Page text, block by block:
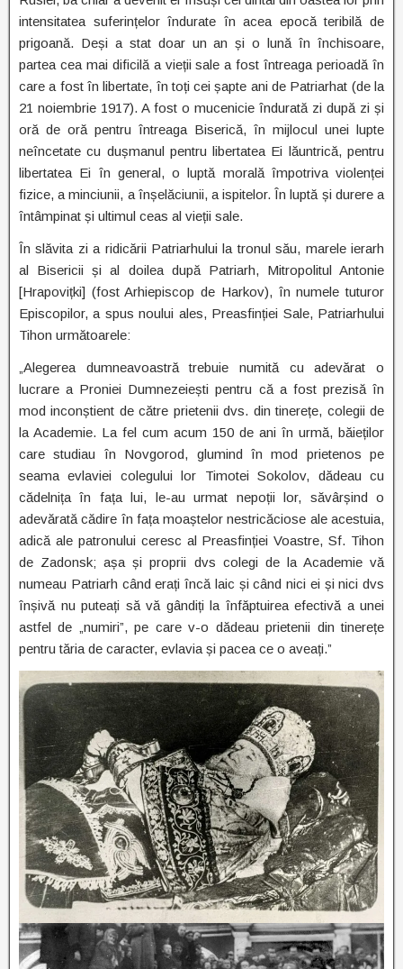
intensitatea suferințelor îndurate în acea epocă teribilă de
prigoană. Deși a stat doar un an și o lună în închisoare,
partea cea mai dificilă a vieții sale a fost întreaga perioadă în
care a fost în libertate, în toți cei șapte ani de Patriarhat (de la
21 noiembrie 1917). A fost o mucenicie îndurată zi după zi și
oră de oră pentru întreaga Biserică, în mijlocul unei lupte
neîncetate cu dușmanul pentru libertatea Ei lăuntrică, pentru
libertatea Ei în general, o luptă morală împotriva violenței
fizice, a minciunii, a înșelăciunii, a ispitelor. În luptă și durere a
întâmpinat și ultimul ceas al vieții sale.
În slăvita zi a ridicării Patriarhului la tronul său, marele ierarh
al Bisericii și al doilea după Patriarh, Mitropolitul Antonie
[Hrapovițki] (fost Arhiepiscop de Harkov), în numele tuturor
Episcopilor, a spus noului ales, Preasfinției Sale, Patriarhului
Tihon următoarele:
„Alegerea dumneavoastră trebuie numită cu adevărat o
lucrare a Proniei Dumnezeiești pentru că a fost prezisă în
mod inconștient de către prietenii dvs. din tinerețe, colegii de
la Academie. La fel cum acum 150 de ani în urmă, băieților
care studiau în Novgorod, glumind în mod prietenos pe
seama evlaviei colegului lor Timotei Sokolov, dădeau cu
cădelnița în fața lui, le-au urmat nepoții lor, săvârșind o
adevărată cădire în fața moaștelor nestricăciose ale acestuia,
adică ale patronului ceresc al Preasfinției Voastre, Sf. Tihon
de Zadonsk; așa și proprii dvs colegi de la Academie vă
numeau Patriarh când erați încă laic și când nici ei și nici dvs
înșivă nu puteați să vă gândiți la înfăptuirea efectivă a unei
astfel de „numiri”, pe care v-o dădeau prietenii din tinerețe
pentru tăria de caracter, evlavia și pacea ce o aveați.”